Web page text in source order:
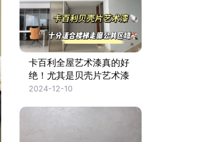
卡百利全屋艺术漆真的好
绝！尤其是贝壳片艺术漆
2024-12-10